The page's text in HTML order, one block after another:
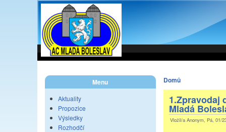
Menu
Aktuality
Propozice
Výsledky
Rozhodčí
Domů
1.Zpravodaj
Mladá
Vložil/a Anonym, Pá, 01/